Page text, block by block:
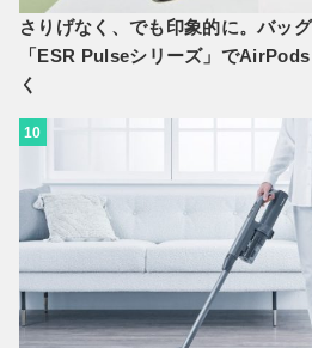
さりげなく、でも印象的に。バッ
「ESR Pulseシリーズ」で
く
10